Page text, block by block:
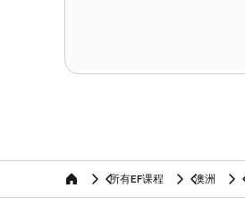
home 所有EF课程 澳洲